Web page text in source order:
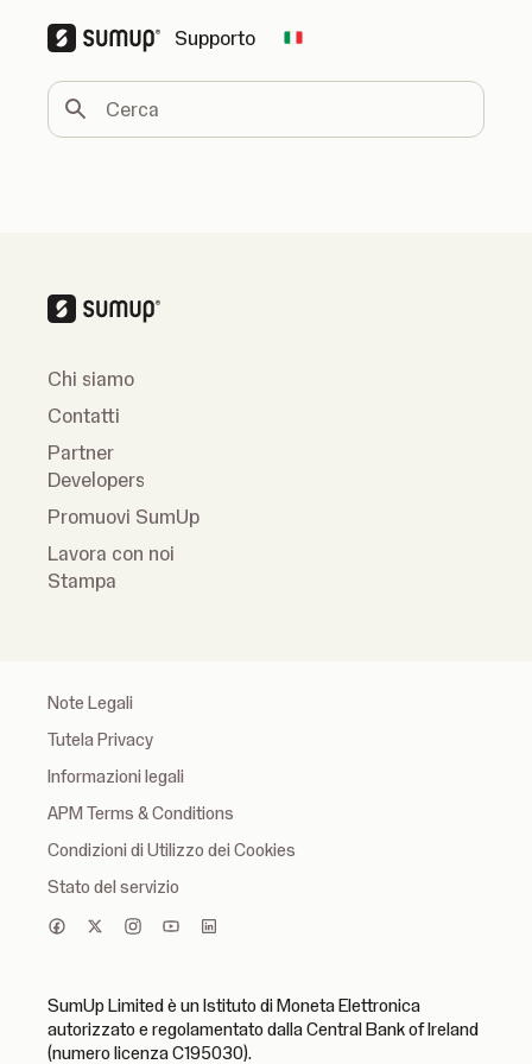
Supporto Change country
Cerca
Chi siamo
Contatti
Partner
Developers
Promuovi SumUp
Lavora con noi
Stampa
Note Legali
Tutela Privacy
Informazioni legali
APM Terms & Conditions
Condizioni di Utilizzo dei Cookies
Stato del servizio
SumUp Limited è un Istituto di Moneta Elettronica
autorizzato e regolamentato dalla Central Bank of Ireland
(numero licenza C195030).